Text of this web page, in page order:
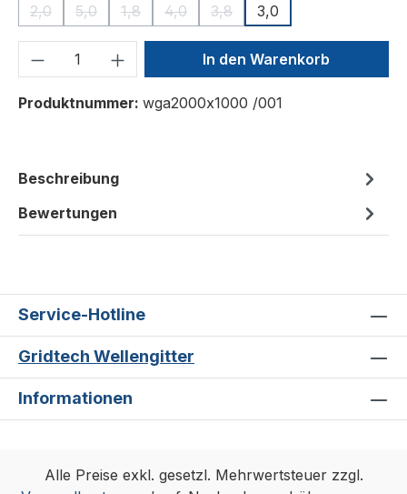
2,0
(Diese Option ist zurzeit nicht verfügbar.)
5,0
(Diese Option ist zurzeit nicht verfügbar.)
1,8
(Diese Option ist zurzeit nicht verfügbar.)
4,0
(Diese Option ist zurzeit nicht
3,8
(Diese Option ist zurzeit nicht
3,0
Produkt Anzahl: Gib denIn den Warenkorb
Produktnummer: wga2000x1000 /001
Beschreibung
Bewertungen
Service-Hotline
Gridtech Wellengitter
Informationen
Alle Preise exkl. gesetzl. Mehrwertsteuer zzgl.